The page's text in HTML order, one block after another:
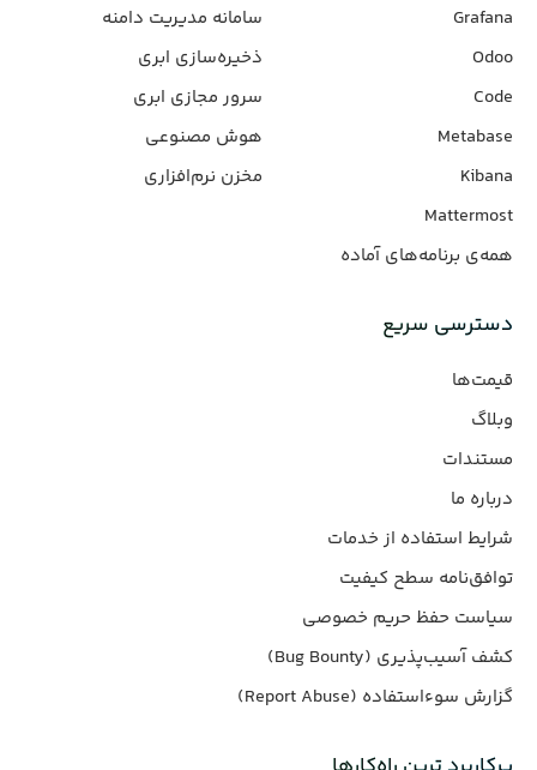
Grafana
Odoo
Code
Metabase
Kibana
Mattermost
همه‌ی برنامه‌های آماده
سامانه مدیریت دامنه
ذخیره‌سازی ابری
سرور مجازی ابری
هوش مصنوعی
مخزن نرم‌افزاری
دسترسی سریع
قیمت‌ها
وبلاگ
مستندات
درباره ما
شرایط استفاده از خدمات
توافق‌نامه سطح کیفیت
سیاست حفظ حریم خصوصی
کشف آسیب‌پذیری (Bug Bounty)
گزارش سوءاستفاده (Report Abuse)